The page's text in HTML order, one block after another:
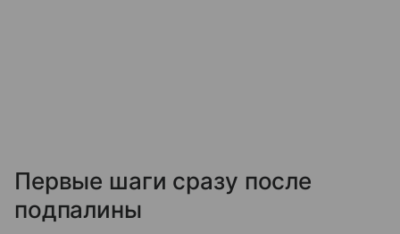
Первые шаги сразу после
подпалины